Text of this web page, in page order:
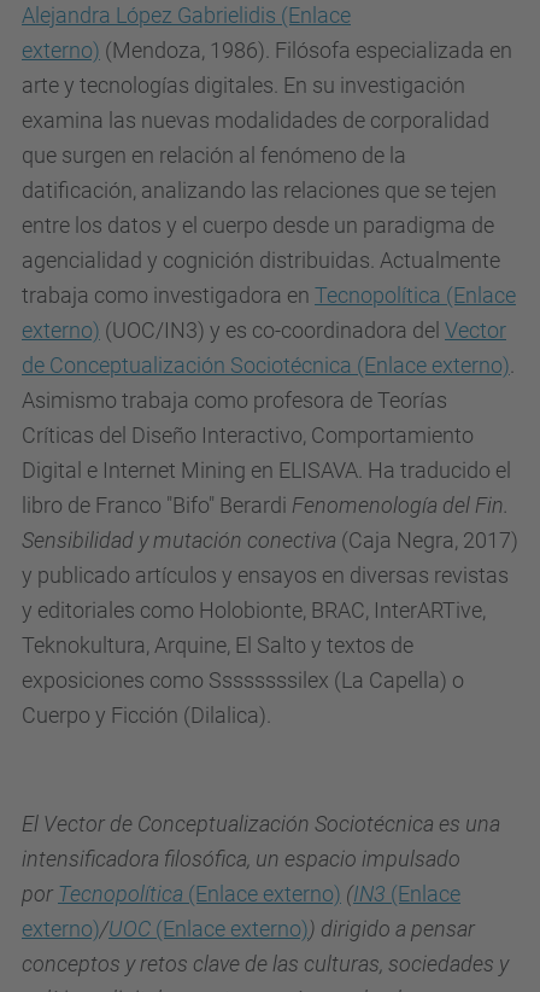
de
la
IA"
por
Ulises
Cortés
2022-
06-
01T18:00:00+02:00
2022-
06-
01T19:30:00+02:00
9ª
Sesión
del
Vector
de
Conceptualización
Sociotécnica.
Alejandra López Gabrielidis (Enlace
externo) (Mendoza, 1986). Filósofa especializada en
arte y tecnologías digitales. En su investigación
examina las nuevas modalidades de corporalidad
que surgen en relación al fenómeno de la
datificación, analizando las relaciones que se tejen
entre los datos y el cuerpo desde un paradigma de
agencialidad y cognición distribuidas. Actualmente
trabaja como investigadora en Tecnopolítica (Enlace
externo) (UOC/IN3) y es co-coordinadora del Vector
de Conceptualización Sociotécnica (Enlace externo)
Asimismo trabaja como profesora de Teorías
Críticas del Diseño Interactivo, Comportamiento
Digital e Internet Mining en ELISAVA. Ha traducido el
libro de Franco "Bifo" Berardi Fenomenología del Fin.
Sensibilidad y mutación conectiva (Caja Negra, 2017)
y publicado artículos y ensayos en diversas revistas
y editoriales como Holobionte, BRAC, InterARTive,
Teknokultura, Arquine, El Salto y textos de
exposiciones como Ssssssssilex (La Capella) o
Cuerpo y Ficción (Dilalica).
El Vector de Conceptualización Sociotécnica es una
intensificadora filosófica, un espacio impulsado
por Tecnopolítica (Enlace externo) (IN3 (Enlace
externo)/UOC (Enlace externo)) dirigido a pensar
conceptos y retos clave de las culturas, sociedades y